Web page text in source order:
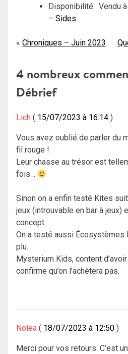
Disponibilité : Vendu
– Sides
Navigation
l’article
Chroniques – Juin 2023
4 nombreux
Débrief
Lich 15/07/2023 à 16:14
Vous avez oublié de parler du
fil rouge !
Leur chasse au trésor est
fois…
Sinon on a enfin testé Kites
jeux (introuvable en bar à jeux)
concept.
On a testé aussi Écosystèmes
plu.
Mysterium Kids, content
confirme qu’on l’achètera pas.
Nolea 18/07/2023 à 12:50
Merci pour vos retours. C’est